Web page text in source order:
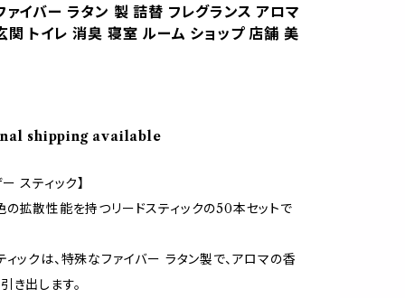
イバー ラタン 製 詰替 フレグランス アロマ
関 トイレ 消臭 寝室 ルーム ショップ 店舗 美
shipping available
スティック】
の拡散性能を持つリードスティックの50本セットで
ィックは、特殊なファイバー ラタン製で、アロマの香
き出します。